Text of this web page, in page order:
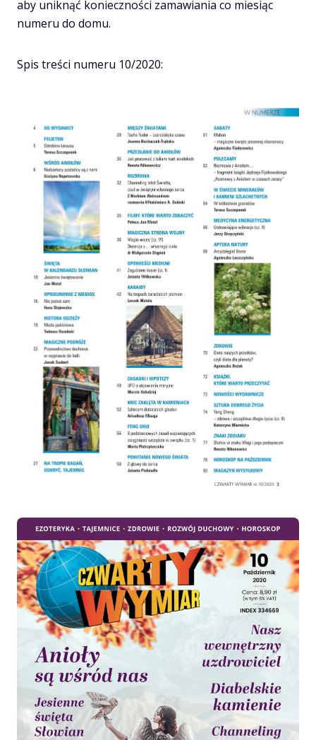
aby uniknąć konieczności zamawiania co miesiąc
numeru do domu.
Spis treści numeru 10/2020: